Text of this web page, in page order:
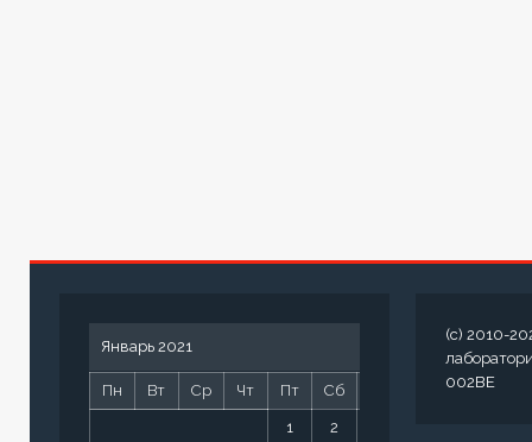
Январь 2021
Пн Вт Ср Чт Пт Сб
1 2
(c) 2010-
002BE